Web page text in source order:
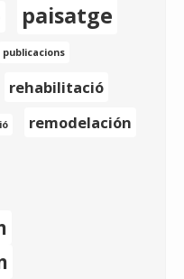
paisatge
publicacions
rehabilitació
remodelación